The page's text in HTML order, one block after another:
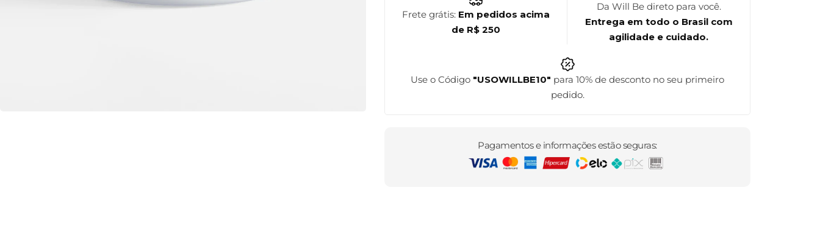
Frete grátis: Em pedidos acima
de R$ 250
Da Will Be direto para você.
Entrega em todo o Brasil com
agilidade e cuidado.
Use o Código "USOWILLBE10" para 10% de desconto no seu primeiro
pedido.
Pagamentos e informações estão seguras: